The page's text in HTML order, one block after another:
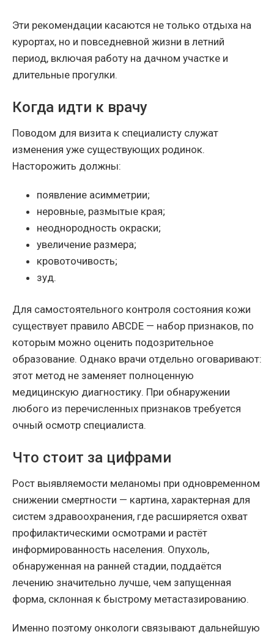
Эти рекомендации касаются не только отдыха на
курортах, но и повседневной жизни в летний
период, включая работу на дачном участке и
длительные прогулки.
Когда идти к врачу
Поводом для визита к специалисту служат
изменения уже существующих родинок.
Насторожить должны:
появление асимметрии;
неровные, размытые края;
неоднородность окраски;
увеличение размера;
кровоточивость;
зуд.
Для самостоятельного контроля состояния кожи
существует правило ABCDE — набор признаков, по
которым можно оценить подозрительное
образование. Однако врачи отдельно оговаривают:
этот метод не заменяет полноценную
медицинскую диагностику. При обнаружении
любого из перечисленных признаков требуется
очный осмотр специалиста.
Что стоит за цифрами
Рост выявляемости меланомы при одновременном
снижении смертности — картина, характерная для
систем здравоохранения, где расширяется охват
профилактическими осмотрами и растёт
информированность населения. Опухоль,
обнаруженная на ранней стадии, поддаётся
лечению значительно лучше, чем запущенная
форма, склонная к быстрому метастазированию.
Именно поэтому онкологи связывают дальнейшую